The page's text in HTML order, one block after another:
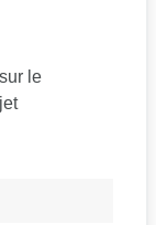
le